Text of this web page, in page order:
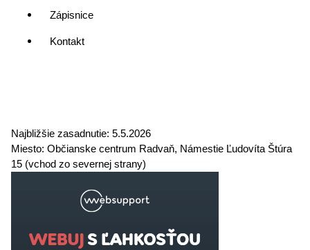
Zápisnice
Kontakt
Najbližšie zasadnutie: 5.5.2026
Miesto: Občianske centrum Radvaň, Námestie Ľudovíta Štúra
15 (vchod zo severnej strany)